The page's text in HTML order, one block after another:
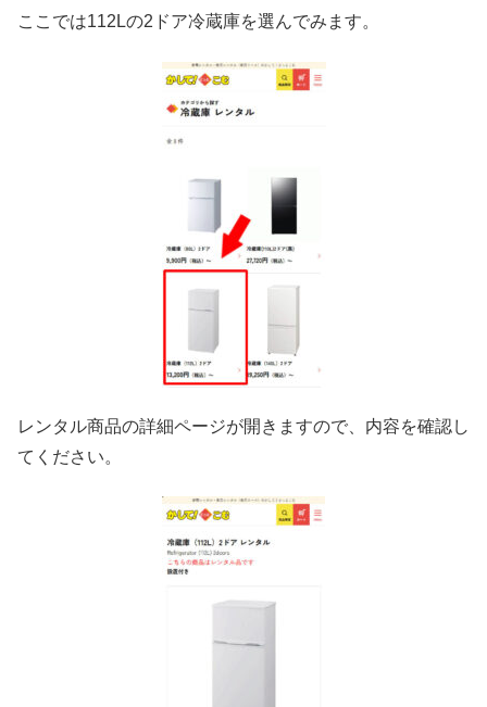
ここでは112Lの2ドア冷蔵庫を選んでみます。
レンタル商品の詳細ページが開きますので、内容を確認し
てください。